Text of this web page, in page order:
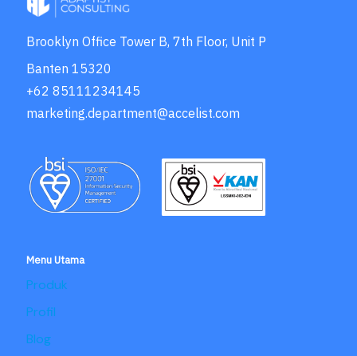
Brooklyn Office Tower B, 7th Floor, Unit P
Banten 15320
+62 85111234145
marketing.department@accelist.com
Menu Utama
Produk
Profil
Blog